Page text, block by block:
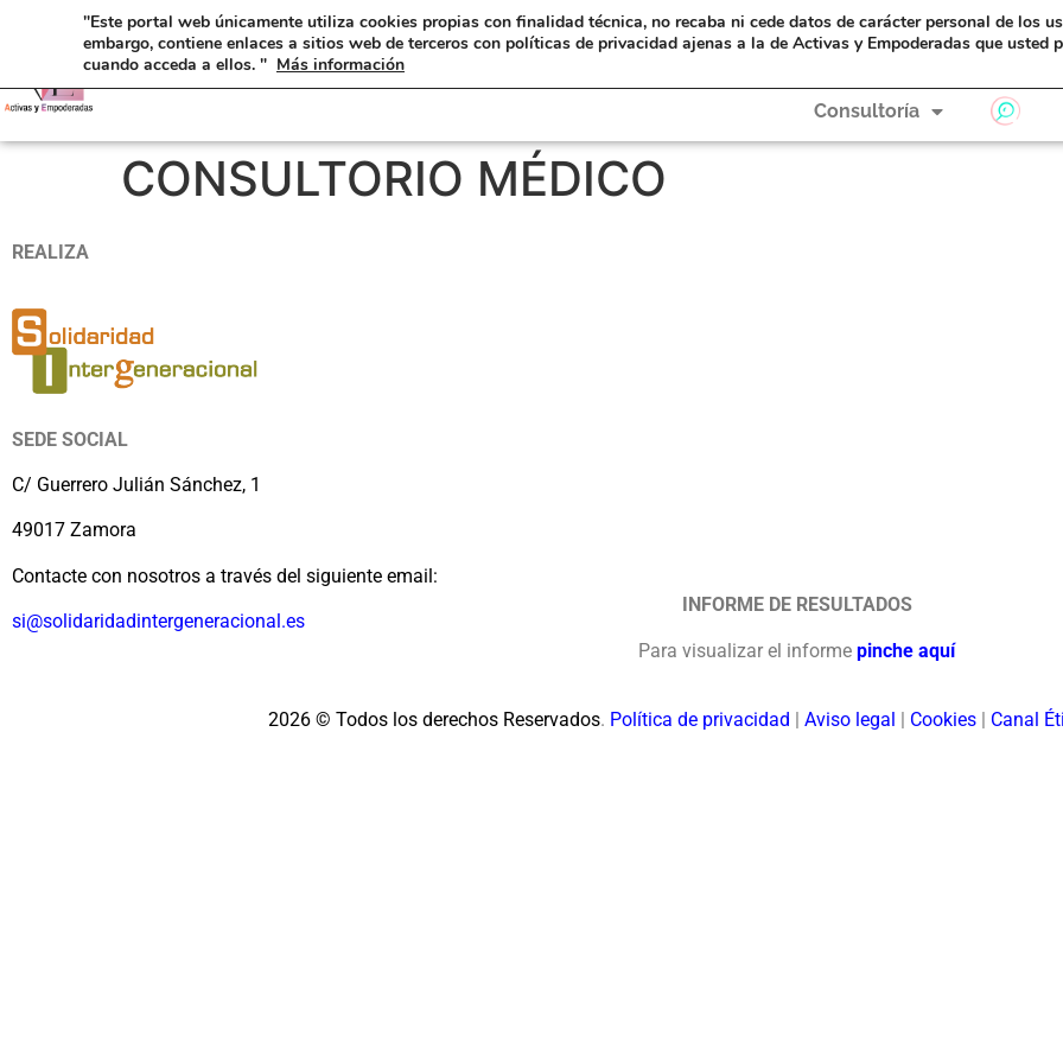
eAyudas Formación A Hombros de Gigantas
Consultoría
CONSULTORIO MÉDICO
REALIZA
SEDE SOCIAL
C/ Guerrero Julián Sánchez, 1
49017 Zamora
Contacte con nosotros a través del siguiente email:
si@solidaridadintergeneracional.es
INFORME DE RESULTADOS
Para visualizar el informe pinche aquí
2026 © Todos los derechos Reservados. Política de privacidad | Aviso legal | Cookies | Canal
"Este portal web únicamente utiliza cookies propias con finalidad técnica, no recaba ni cede datos de carácter personal de los
embargo, contiene enlaces a sitios web de terceros con políticas de privacidad ajenas a la de Activas y Empoderadas que usted
cuando acceda a ellos. " Más información